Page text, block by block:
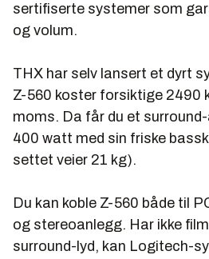
sertifiserte systemer som
og volum.
THX har selv lansert et dyrt
Z-560 koster forsiktige 2490
moms. Da får du et
400 watt med sin friske
settet veier 21 kg).
Du kan koble Z-560 både til
og stereoanlegg. Har ikke
surround-lyd, kan Logitech-